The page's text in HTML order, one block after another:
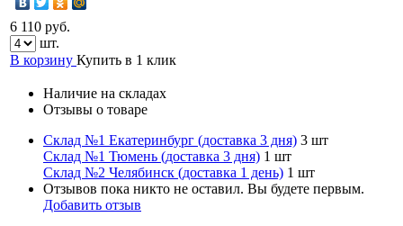
6 110 руб.
шт.
В корзину Купить в 1 клик
Наличие на складах
Отзывы о товаре
Склад №1 Екатеринбург (доставка 3 дня) 3 шт
Склад №1 Тюмень (доставка 3 дня) 1 шт
Склад №2 Челябинск (доставка 1 день) 1 шт
Отзывов пока никто не оставил. Вы будете первым.
Добавить отзыв